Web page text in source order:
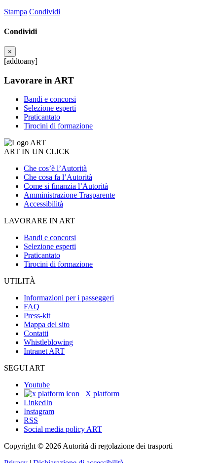
Stampa Condividi
Condividi
×
[addtoany]
Lavorare in ART
Bandi e concorsi
Selezione esperti
Praticantato
Tirocini di formazione
ART IN UN CLICK
Che cos’è l’Autorità
Che cosa fa l’Autorità
Come si finanzia l’Autorità
Amministrazione Trasparente
Accessibilità
LAVORARE IN ART
Bandi e concorsi
Selezione esperti
Praticantato
Tirocini di formazione
UTILITÀ
Informazioni per i passeggeri
FAQ
Press-kit
Mappa del sito
Contatti
Whistleblowing
Intranet ART
SEGUI ART
Youtube
X platform
LinkedIn
Instagram
RSS
Social media policy ART
Copyright © 2026 Autorità di regolazione dei trasporti